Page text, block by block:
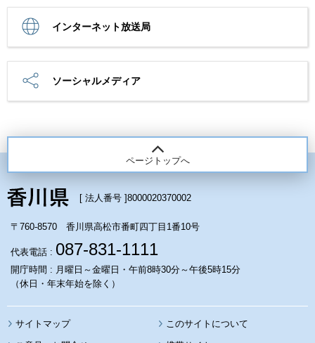
インターネット放送局
ソーシャルメディア
ページトップへ
[ 法人番号 ]8000020370002
〒760-8570 香川県高松市番町四丁目1番10号
代表電話 : 087-831-1111
開庁時間 : 月曜日～金曜日・午前8時30分～午後5時15分
（休日・年末年始を除く）
サイトマップ このサイトについて